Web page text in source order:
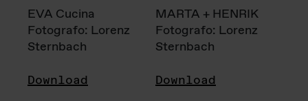
EVA Cucina
Fotografo: Lorenz
Sternbach
Download
MARTA + HENRIK
Fotografo: Lorenz
Sternbach
Download